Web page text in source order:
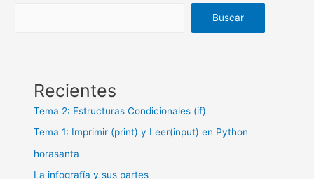
Buscar
Recientes
Tema 2: Estructuras Condicionales (if)
Tema 1: Imprimir (print) y Leer(input) en Python
horasanta
La infografía y sus partes